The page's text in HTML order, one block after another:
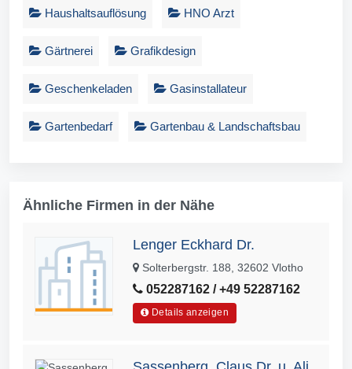
Haushaltsauflösung HNO Arzt
Gärtnerei Grafikdesign
Geschenkeladen Gasinstallateur
Gartenbedarf Gartenbau & Landschaftsbau
Ähnliche Firmen in der Nähe
Lenger Eckhard Dr.
Solterbergstr. 188, 32602 Vlotho
052287162 / +49 52287162
Details anzeigen